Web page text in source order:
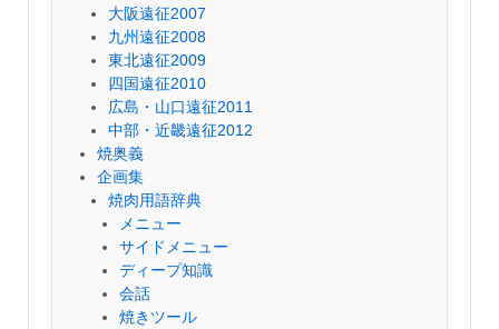
大阪遠征2007
九州遠征2008
東北遠征2009
四国遠征2010
広島・山口遠征2011
中部・近畿遠征2012
焼奥義
企画集
焼肉用語辞典
メニュー
サイドメニュー
ディープ知識
会話
焼きツール